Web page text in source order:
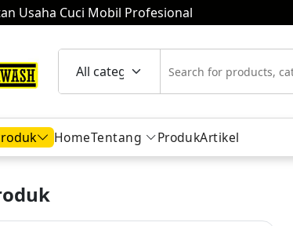
Usaha Cuci Mobil Profesional
HomeTentang ProdukArtikel